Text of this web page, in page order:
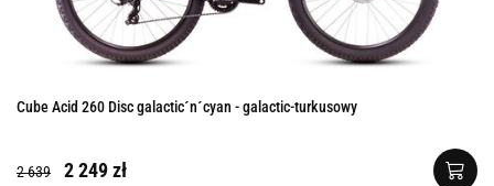
Cube Acid 260 Disc galactic´n´cyan - galactic-turkusowy
2 639 2 249 zł